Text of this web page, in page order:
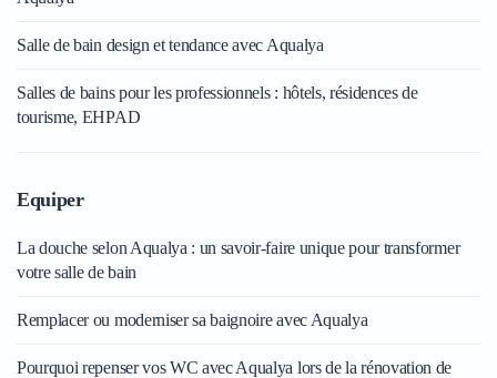
Salle de bain design et tendance avec Aqualya
Salles de bains pour les professionnels : hôtels, résidences de
tourisme, EHPAD
Equiper
La douche selon Aqualya : un savoir-faire unique pour transformer
votre salle de bain
Remplacer ou moderniser sa baignoire avec Aqualya
Pourquoi repenser vos WC avec Aqualya lors de la rénovation de